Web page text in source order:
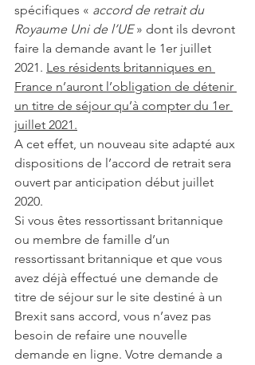
spécifiques « accord de retrait du
Royaume Uni de l’UE » dont ils devront
faire la demande avant le 1er juillet
2021. Les résidents britanniques en
France n’auront l’obligation de détenir
un titre de séjour qu’à compter du 1er
juillet 2021.
A cet effet, un nouveau site adapté aux
dispositions de l’accord de retrait sera
ouvert par anticipation début juillet
2020.
Si vous êtes ressortissant britannique
ou membre de famille d’un
ressortissant britannique et que vous
avez déjà effectué une demande de
titre de séjour sur le site destiné à un
Brexit sans accord, vous n’avez pas
besoin de refaire une nouvelle
demande en ligne. Votre demande a